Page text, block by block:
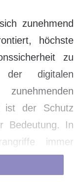
zunehmend
höchste
zu
der digitalen
ist der Schutz
Bedeutung. In
immer
müssen
dass sie über